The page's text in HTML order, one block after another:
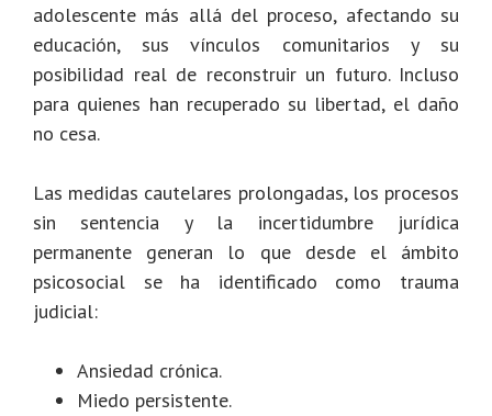
adolescente más allá del proceso, afectando su
educación, sus vínculos comunitarios y su
posibilidad real de reconstruir un futuro. Incluso
para quienes han recuperado su libertad, el daño
no cesa.
Las medidas cautelares prolongadas, los procesos
sin sentencia y la incertidumbre jurídica
permanente generan lo que desde el ámbito
psicosocial se ha identificado como trauma
judicial:
Ansiedad crónica.
Miedo persistente.